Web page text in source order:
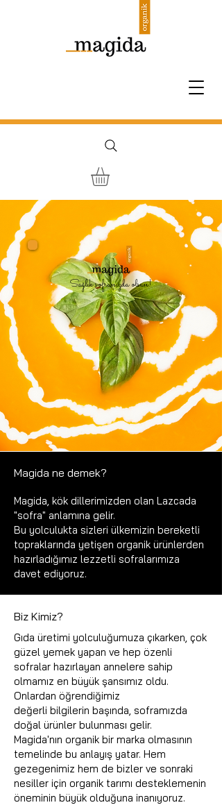
Sağlık sofranızda olsun!
Magida ne demek?
Magida, kök dillerimizden olan Lazcada
"sofra" anlamına gelir.
Bu yolculukta sizleri ülkemizin bereketli
topraklarında yetişen organik ürünlerden
hazırladığımız lezzetli sofralarımıza
davet ediyoruz.
Biz Kimiz?
Gıda üretimi yolculuğumuza çıkarken, çok
güzel yemek yapan ve hep özenli
sofralar hazırlayan annelere sahip
olmamız en büyük şansımız oldu.
Onlardan öğrendiğimiz
değerli bilgilerin başında, soframızda
doğal ürünler bulunması gelir.
Magida'nın organik bir marka olmasının
temelinde bu anlayış yatar. Hem
gezegenimiz hem de bizler ve sonraki
nesiller için organik tarımı desteklemenin
öneminin büyük olduğuna inanıyoruz.